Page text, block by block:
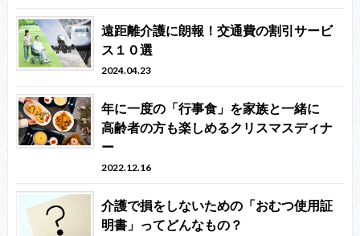
遠距離介護に朗報！交通費の割引サービ
ス１０選
2024.04.23
年に一度の「行事食」を家族と一緒に
高齢者の方も楽しめるクリスマスディナ
ー
2022.12.16
介護で損をしないための「おむつ使用証
明書」ってどんなもの？